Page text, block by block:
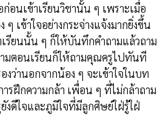
อนเข้าเรียนวิชานั้น ๆ เพราะเมื่อ
เข้าใจอย่างกระจ่างแจ้งมากยิ่งขึ้น
รียนนั้น ๆ ก็ให้บันทึกคำถามแล้วถาม
มตอนเรียนก็ให้ถามคุณครูไปทันที
งว่านอกจากน้อง ๆ จะเข้าใจในบท
รฝึกความกล้า เพื่อน ๆ ที่ไม่กล้าถาม
งดีใจและภูมิใจที่มีลูกศิษย์ใฝ่รู้ใฝ่